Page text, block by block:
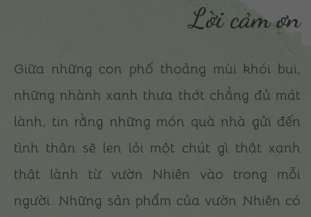
Lời cảm ơn
Giữa những con phố thoảng mùi khói bụi,
những nhành xanh thưa thớt chẳng đủ mát
lành, tin rằng những món quà nhà gửi đến
tình thân sẽ len lỏi một chút gì thật xanh
thật lành từ vườn Nhiên vào trong mỗi
người. Những sản phẩm của vườn Nhiên có